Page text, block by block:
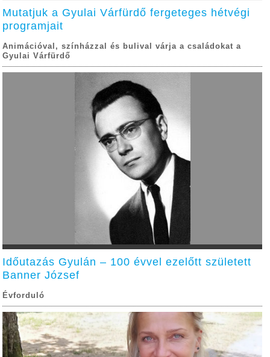
Mutatjuk a Gyulai Várfürdő fergeteges hétvégi
programjait
Animációval, színházzal és bulival várja a családokat a
Gyulai Várfürdő
Időutazás Gyulán – 100 évvel ezelőtt született
Banner József
Évforduló